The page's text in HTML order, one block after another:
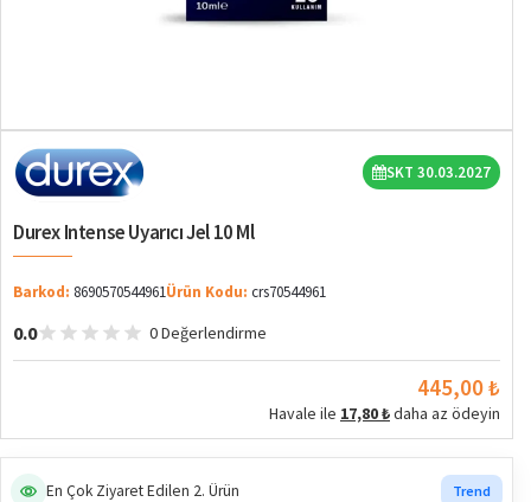
SKT 30.03.2027
Durex Intense Uyarıcı Jel 10 Ml
Barkod: 8690570544961Ürün Kodu: crs70544961
0.0 0 Değerlendirme
445,00 ₺
Havale ile 17,80 ₺daha az ödeyin
En Çok Ziyaret Edilen 2. Ürün Trend